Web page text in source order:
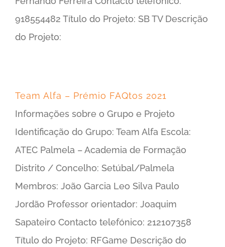
918554482 Título do Projeto: SB TV Descrição
do Projeto:
Team Alfa – Prémio FAQtos 2021
Informações sobre o Grupo e Projeto
Identificação do Grupo: Team Alfa Escola:
ATEC Palmela – Academia de Formação
Distrito / Concelho: Setúbal/Palmela
Membros: João Garcia Leo Silva Paulo
Jordão Professor orientador: Joaquim
Sapateiro Contacto telefónico: 212107358
Título do Projeto: RFGame Descrição do